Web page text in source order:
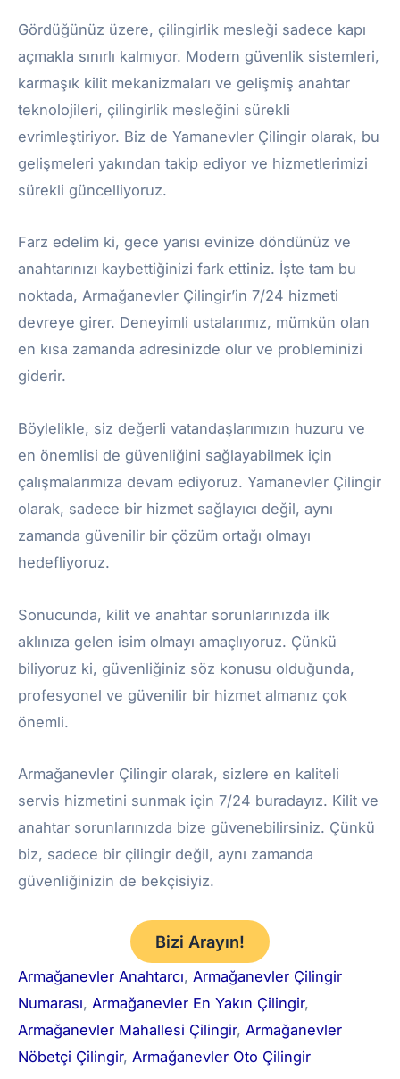
Gördüğünüz üzere, çilingirlik mesleği sadece kapı
açmakla sınırlı kalmıyor. Modern güvenlik sistemleri,
karmaşık kilit mekanizmaları ve gelişmiş anahtar
teknolojileri, çilingirlik mesleğini sürekli
evrimleştiriyor. Biz de Yamanevler Çilingir olarak, bu
gelişmeleri yakından takip ediyor ve hizmetlerimizi
sürekli güncelliyoruz.
Farz edelim ki, gece yarısı evinize döndünüz ve
anahtarınızı kaybettiğinizi fark ettiniz. İşte tam bu
noktada, Armağanevler Çilingir’in 7/24 hizmeti
devreye girer. Deneyimli ustalarımız, mümkün olan
en kısa zamanda adresinizde olur ve probleminizi
giderir.
Böylelikle, siz değerli vatandaşlarımızın huzuru ve
en önemlisi de güvenliğini sağlayabilmek için
çalışmalarımıza devam ediyoruz. Yamanevler Çilingir
olarak, sadece bir hizmet sağlayıcı değil, aynı
zamanda güvenilir bir çözüm ortağı olmayı
hedefliyoruz.
Sonucunda, kilit ve anahtar sorunlarınızda ilk
aklınıza gelen isim olmayı amaçlıyoruz. Çünkü
biliyoruz ki, güvenliğiniz söz konusu olduğunda,
profesyonel ve güvenilir bir hizmet almanız çok
önemli.
Armağanevler Çilingir olarak, sizlere en kaliteli
servis hizmetini sunmak için 7/24 buradayız. Kilit ve
anahtar sorunlarınızda bize güvenebilirsiniz. Çünkü
biz, sadece bir çilingir değil, aynı zamanda
güvenliğinizin de bekçisiyiz.
Bizi Arayın!
Armağanevler Anahtarcı, Armağanevler Çilingir
Numarası, Armağanevler En Yakın Çilingir
Armağanevler Mahallesi Çilingir, Armağanevler
Nöbetçi Çilingir, Armağanevler Oto Çilingir